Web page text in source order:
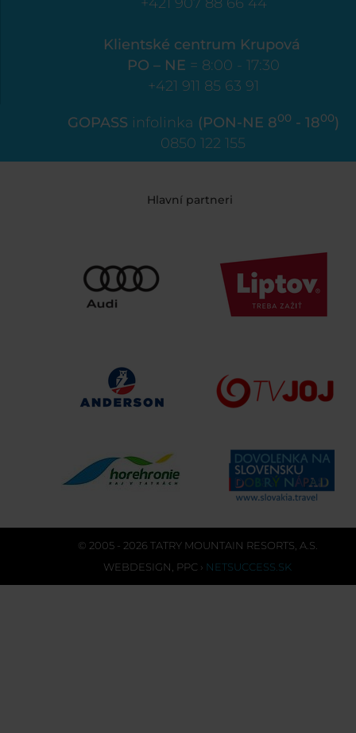
Klientské centrum Krupová
PO – NE = 8:00 - 17:30
+421 911 85 63 91
GOPASS infolinka (PON-NE 800 - 1800)
0850 122 155
Hlavní partneri
© 2005 - 2026 TATRY MOUNTAIN RESORTS, A.S.
WEBDESIGN PPC › NETSUCCESS.SK